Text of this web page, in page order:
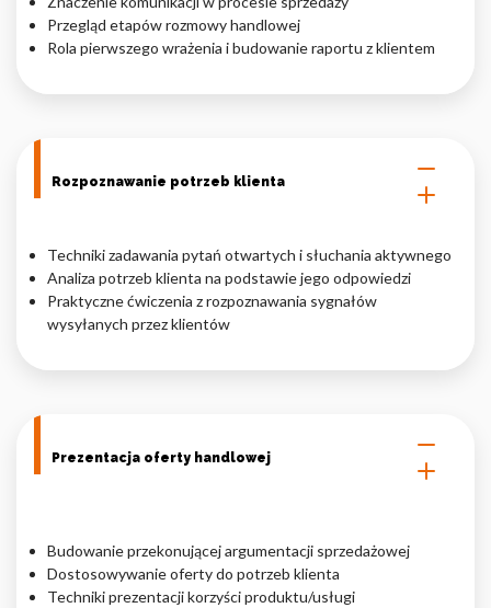
Przegląd etapów rozmowy handlowej
Rola pierwszego wrażenia i budowanie raportu z klientem
Rozpoznawanie potrzeb klienta
Techniki zadawania pytań otwartych i słuchania aktywnego
Analiza potrzeb klienta na podstawie jego odpowiedzi
Praktyczne ćwiczenia z rozpoznawania sygnałów
wysyłanych przez klientów
Prezentacja oferty handlowej
Budowanie przekonującej argumentacji sprzedażowej
Dostosowywanie oferty do potrzeb klienta
Techniki prezentacji korzyści produktu/usługi
Nieklasyfikowane pliki cookie, to pliki, które są w procesie
klasyfikowania, wraz z dostawcami poszczególnych ciasteczek.